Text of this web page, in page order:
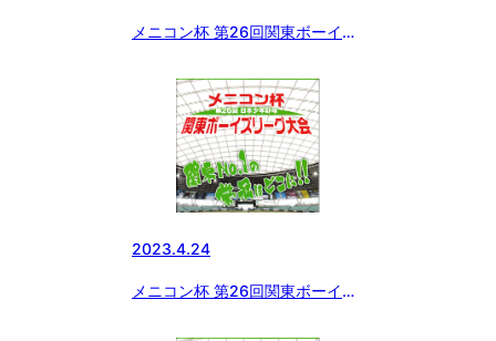
メニコン杯 第26回関東ボーイズ
2023.4.24
メニコン杯 第26回関東ボーイズ